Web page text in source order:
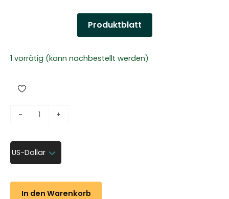
Produktblatt
1 vorrätig (kann nachbestellt werden)
-
s
e
L
+
US-Dollar
In den Warenkorb